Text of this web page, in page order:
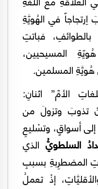
في الهُويَّةِ
فباتتِ
المسيحيين،
المسلمين.
الأمِّ” اثنانِ:
تذوبَ وتزولَ من
أسواقٍ، وتسْليعِ
السلطويُّالذي
المضطرِبةِ بسببِ
إذْ تعملُ